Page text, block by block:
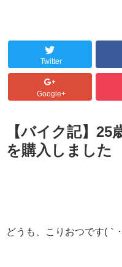
Twitter
Google+
【バイク記】
を購入しました
どうも、こりおつです(｀